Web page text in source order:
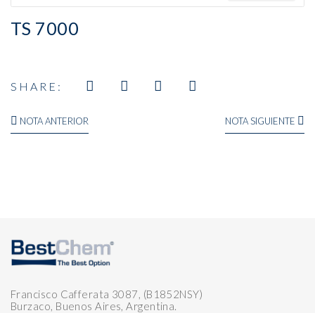
TS 7000
SHARE:
Francisco Cafferata 3087, (B1852NSY)
Burzaco, Buenos Aires, Argentina.